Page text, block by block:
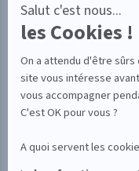
Salut c'est nous...
les Cookies !
On a attendu d'être
site vous intéresse
vous accompagner
C'est OK pour vous ?
A quoi servent les
Avis clients
Informations
FAQ
Plan du site